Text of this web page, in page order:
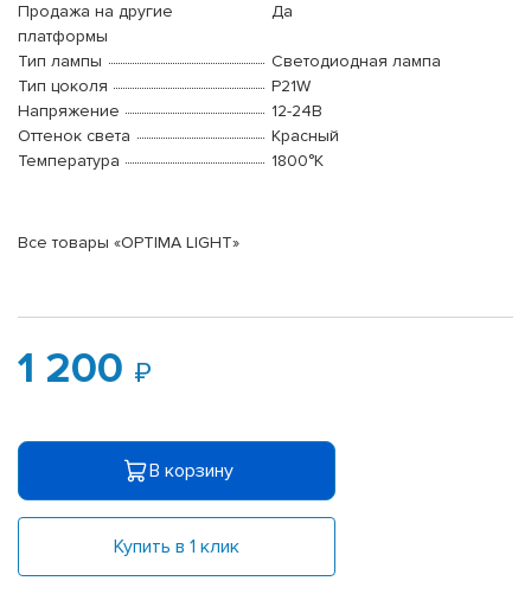
Продажа на другие
платформы
Да
Тип лампы
Светодиодная лампа
Тип цоколя
P21W
Напряжение
12-24В
Оттенок света
Красный
Температура
1800°K
Все товары «OPTIMA LIGHT»
1 200
В корзину
Купить в 1 клик